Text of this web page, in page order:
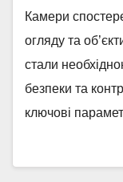
Камери
огляду та
стали
безпеки та
ключові